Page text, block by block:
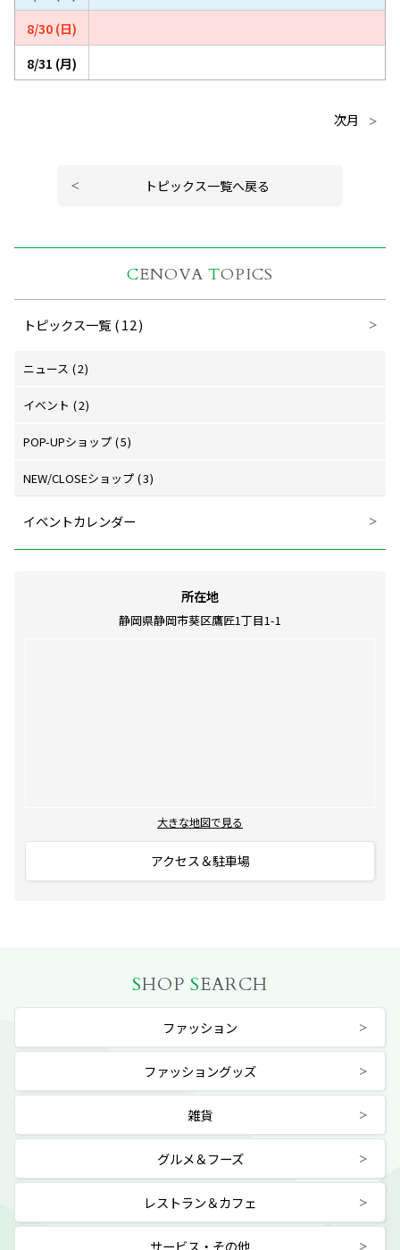
8/30 (日)
8/31 (月)
次月
トピックス一覧へ戻る
CENOVATOPICS
トピックス一覧 (12)
ニュース (2)
イベント (2)
POP-UPショップ (5)
NEW/CLOSEショップ (3)
イベントカレンダー
所在地
静岡県静岡市葵区鷹匠1丁目1-1
大きな地図で見る
アクセス＆駐車場
SHOP SEARCH
ファッション
ファッショングッズ
雑貨
グルメ＆フーズ
レストラン＆カフェ
サービス・その他